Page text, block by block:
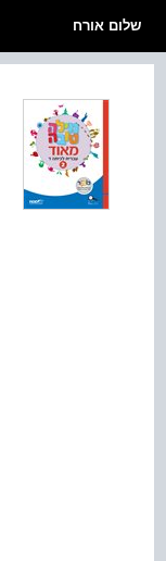
שלום אורח